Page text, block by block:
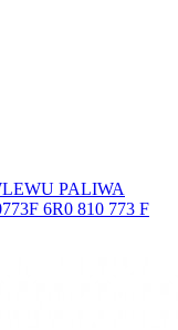
PALIWA
6R0 810 773 F